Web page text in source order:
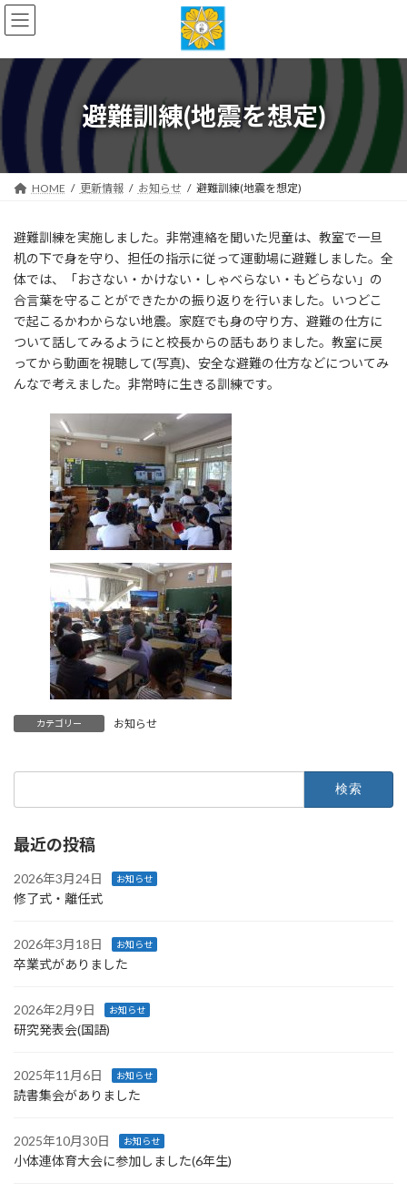
コ
ン
ン
ツ
へ
ッ
プ
ナ
ビ
ー
シ
ョ
移
動
避難訓練(地震を想定)
HOME 更新情報 お知らせ 避難訓練(地震を想定)
避難訓練を実施しました。非常連絡を聞いた児童は、教室で一旦
机の下で身を守り、担任の指示に従って運動場に避難しました。全
体では、「おさない・かけない・しゃべらない・もどらない」の
合言葉を守ることができたかの振り返りを行いました。いつどこ
で起こるかわからない地震。家庭でも身の守り方、避難の仕方に
ついて話してみるようにと校長からの話もありました。教室に戻
ってから動画を視聴して(写真)、安全な避難の仕方などについてみ
んなで考えました。非常時に生きる訓練です。
カテゴリー お知らせ
最近の投稿
2026年3月24日 お知らせ
修了式・離任式
2026年3月18日 お知らせ
卒業式がありました
2026年2月9日 お知らせ
研究発表会(国語)
2025年11月6日 お知らせ
読書集会がありました
2025年10月30日 お知らせ
小体連体育大会に参加しました(6年生)